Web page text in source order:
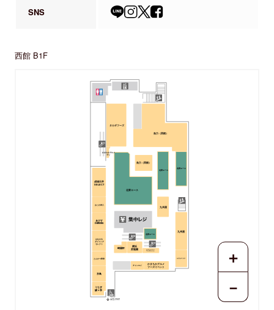
SNS
西館 B1F
かまたのミカタ
チャンロイ
横浜
昇龍園
崎陽軒
成城石井
SELECT
おこわ米八
ゑびす
Daikoku
はなまる
ダイニング
セレクト
とんかつ和幸
京鳥
うなぎ
鰻々亭
北野エース
北野エース
北野エース
北野エース
タカギフーズ
魚力（西館）
九州屋
九州屋
魚力（西館）
かまちかグルメ
フーズイベント
かまちかグルメ
フーズイベント
かまちかグルメ
デリ
＋
－